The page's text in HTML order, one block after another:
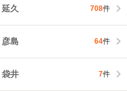
延久 708件
彦島 64件
袋井 7件